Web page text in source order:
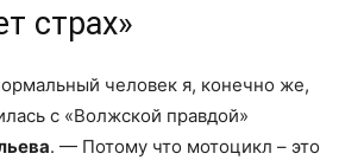
страх»
человек я, конечно же,
с «Волжской правдой»
. — Потому что мотоцикл – это